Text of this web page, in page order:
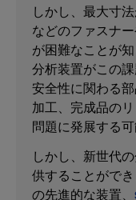
しかし、最大寸
などのファスナ
が困難なことが
分析装置がこの
安全性に関わる
加工、完成品の
問題に発展する可
しかし、新世代
供することがで
の先進的な装置、